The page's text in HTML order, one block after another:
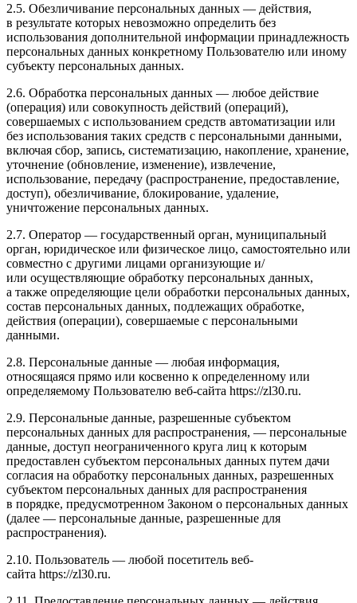
2.5. Обезличивание персональных данных — действия,
в результате которых невозможно определить без
использования дополнительной информации принадлежность
персональных данных конкретному Пользователю или иному
субъекту персональных данных.
2.6. Обработка персональных данных — любое действие
(операция) или совокупность действий (операций),
совершаемых с использованием средств автоматизации или
без использования таких средств с персональными данными,
включая сбор, запись, систематизацию, накопление, хранение,
уточнение (обновление, изменение), извлечение,
использование, передачу (распространение, предоставление,
доступ), обезличивание, блокирование, удаление,
уничтожение персональных данных.
2.7. Оператор — государственный орган, муниципальный
орган, юридическое или физическое лицо, самостоятельно или
совместно с другими лицами организующие и/
или осуществляющие обработку персональных данных,
а также определяющие цели обработки персональных данных,
состав персональных данных, подлежащих обработке,
действия (операции), совершаемые с персональными
данными.
2.8. Персональные данные — любая информация,
относящаяся прямо или косвенно к определенному или
определяемому Пользователю веб-сайта https://zl30.ru.
2.9. Персональные данные, разрешенные субъектом
персональных данных для распространения, — персональные
данные, доступ неограниченного круга лиц к которым
предоставлен субъектом персональных данных путем дачи
согласия на обработку персональных данных, разрешенных
субъектом персональных данных для распространения
в порядке, предусмотренном Законом о персональных данных
(далее — персональные данные, разрешенные для
распространения).
2.10. Пользователь — любой посетитель веб-
сайта https://zl30.ru.